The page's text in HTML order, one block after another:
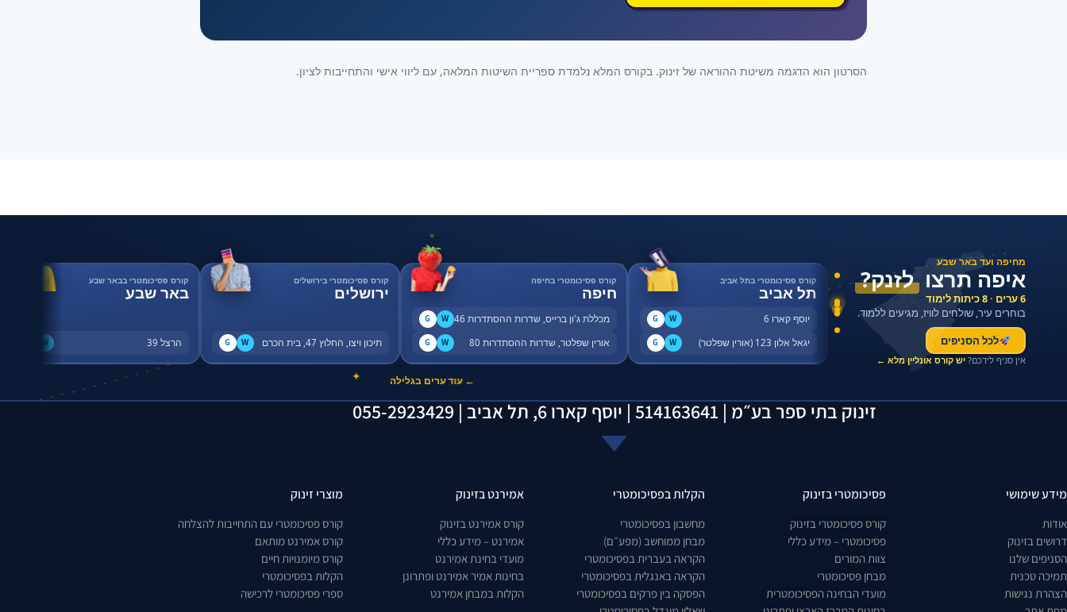
הסרטון הוא הדגמה משיטת ההוראה של זינוק. בקורס המלא נלמדת ספריית השיטות המלאה, עם ליווי אישי והתחייבות לציון.
✦
✦
✦
מחיפה ועד באר שבע
איפה תרצו לזנק?
6 ערים · 8 כיתות לימוד
בוחרים עיר, שולחים לוויז, מגיעים ללמוד.
לכל הסניפים
אין סניף לידכם? יש קורס אונליין מלא ←
קורס פסיכומטרי בתל אביב
תל אביב
יוסף קארו 6 W
G
יגאל אלון 123 (אורין שפלטר) W
G
קורס פסיכומטרי בחיפה
חיפה
מכללת ג'ון ברייס, שדרות ההסתדרות 46 W
G
אורין שפלטר, שדרות ההסתדרות 80 W
G
קורס פסיכומטרי בירושלים
ירושלים
תיכון ויצו, החלוץ 47, בית הכרם W
G
קורס פסיכומטרי בבאר שבע
באר שבע
הרצל 39 W
← עוד ערים בגלילה
זינוק בתי ספר בע״מ | 514163641 | יוסף קארו 6, תל אביב | 055-2923429
מידע שימושי
אודות
דרושים בזינוק
הסניפים שלנו
תמיכה טכנית
הצהרת נגישות
פסיכומטרי בזינוק
קורס פסיכומטרי בזינוק
פסיכומטרי – מידע כללי
צוות המורים
מבחן פסיכומטרי
מועדי הבחינה הפסיכומטרית
הקלות בפסיכומטרי
מחשבון בפסיכומטרי
מבחן ממוחשב (מפע״ם)
הקראה בעברית בפסיכומטרי
הקראה באנגלית בפסיכומטרי
הפסקה בין פרקים בפסיכומטרי
אמירנט בזינוק
קורס אמירנט בזינוק
אמירנט – מידע כללי
מועדי בחינת אמירנט
בחינות אמיר אמירנט ופתרונן
הקלות במבחן אמירנט
מוצרי זינוק
קורס פסיכומטרי עם התחייבות להצלחה
קורס אמירנט מותאם
קורס מיומנויות חיים
הקלות בפסיכומטרי
ספרי פסיכומטרי לרכישה